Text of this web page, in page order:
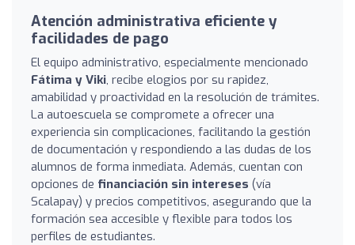
Atención administrativa eficiente y
facilidades de pago
El equipo administrativo, especialmente mencionado
Fátima y Viki, recibe elogios por su rapidez,
amabilidad y proactividad en la resolución de trámites.
La autoescuela se compromete a ofrecer una
experiencia sin complicaciones, facilitando la gestión
de documentación y respondiendo a las dudas de los
alumnos de forma inmediata. Además, cuentan con
opciones de financiación sin intereses (vía
Scalapay) y precios competitivos, asegurando que la
formación sea accesible y flexible para todos los
perfiles de estudiantes.